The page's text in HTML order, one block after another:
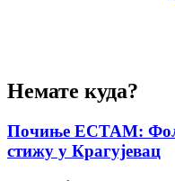
Немате куда?
Почиње ЕСТАМ:
стижу у Крагујевац